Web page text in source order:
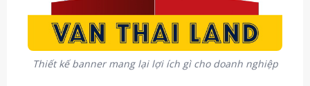
Thiết kế banner mang lại lợi ích gì cho doanh nghiệp